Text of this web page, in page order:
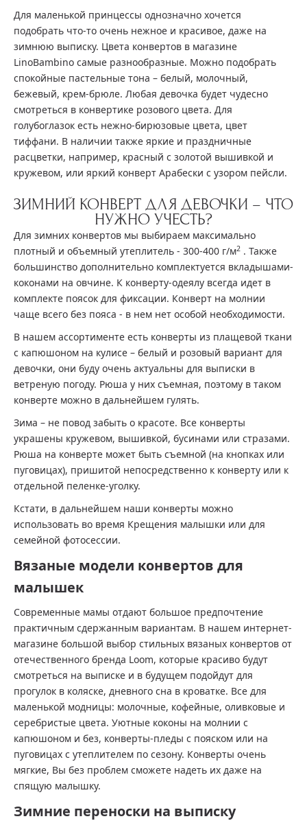
Для маленькой принцессы однозначно хочется
подобрать что-то очень нежное и красивое, даже на
зимнюю выписку. Цвета конвертов в магазине
LinoBambino самые разнообразные. Можно подобрать
спокойные пастельные тона – белый, молочный,
бежевый, крем-брюле. Любая девочка будет чудесно
смотреться в конвертике розового цвета. Для
голубоглазок есть нежно-бирюзовые цвета, цвет
тиффани. В наличии также яркие и праздничные
расцветки, например, красный с золотой вышивкой и
кружевом, или яркий конверт Арабески с узором пейсли.
ЗИМНИЙ КОНВЕРТ ДЛЯ ДЕВОЧКИ – ЧТО
НУЖНО УЧЕСТЬ?
Для зимних конвертов мы выбираем максимально
плотный и объемный утеплитель - 300-400 г/м2 . Также
большинство дополнительно комплектуется вкладышами-
коконами на овчине. К конверту-одеялу всегда идет в
комплекте поясок для фиксации. Конверт на молнии
чаще всего без пояса - в нем нет особой необходимости.
В нашем ассортименте есть конверты из плащевой ткани
с капюшоном на кулисе – белый и розовый вариант для
девочки, они буду очень актуальны для выписки в
ветреную погоду. Рюша у них съемная, поэтому в таком
конверте можно в дальнейшем гулять.
Зима – не повод забыть о красоте. Все конверты
украшены кружевом, вышивкой, бусинами или стразами.
Рюша на конверте может быть съемной (на кнопках или
пуговицах), пришитой непосредственно к конверту или к
отдельной пеленке-уголку.
Кстати, в дальнейшем наши конверты можно
использовать во время Крещения малышки или для
семейной фотосессии.
Вязаные модели конвертов для
малышек
Современные мамы отдают большое предпочтение
практичным сдержанным вариантам. В нашем интернет-
магазине большой выбор стильных вязаных конвертов от
отечественного бренда Loom, которые красиво будут
смотреться на выписке и в будущем подойдут для
прогулок в коляске, дневного сна в кроватке. Все для
маленькой модницы: молочные, кофейные, оливковые и
серебристые цвета. Уютные коконы на молнии с
капюшоном и без, конверты-пледы с пояском или на
пуговицах с утеплителем по сезону. Конверты очень
мягкие, Вы без проблем сможете надеть их даже на
спящую малышку.
Зимние переноски на выписку